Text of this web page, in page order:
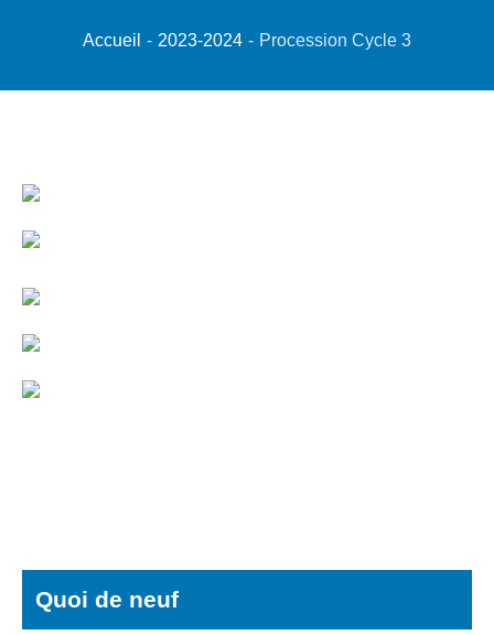
Accueil - 2023-2024 - Procession Cycle 3
Quoi de neuf